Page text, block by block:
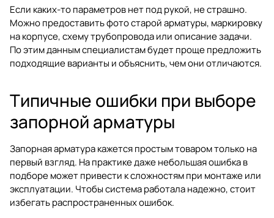
Если каких-то параметров нет под рукой, не страшно.
Можно предоставить фото старой арматуры, маркировку
на корпусе, схему трубопровода или описание задачи.
По этим данным специалистам будет проще предложить
подходящие варианты и объяснить, чем они отличаются.
Типичные ошибки при выборе
запорной арматуры
Запорная арматура кажется простым товаром только на
первый взгляд. На практике даже небольшая ошибка в
подборе может привести к сложностям при монтаже или
эксплуатации. Чтобы система работала надежно, стоит
избегать распространенных ошибок.